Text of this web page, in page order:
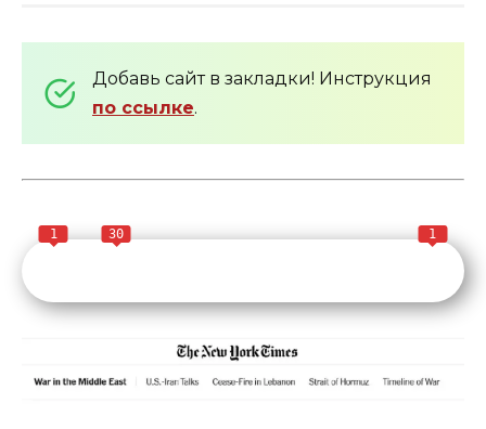
Добавь сайт в закладки! Инструкция
по ссылке.
1 30 1